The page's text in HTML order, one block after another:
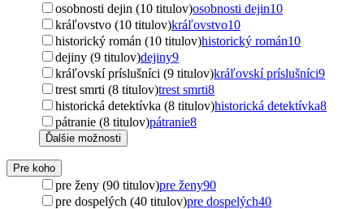
osobnosti dejin (10 titulov)osobnosti dejin10
kráľovstvo (10 titulov)kráľovstvo10
historický román (10 titulov)historický román10
dejiny (9 titulov)dejiny9
kráľovskí príslušníci (9 titulov)kráľovskí príslušníci9
trest smrti (8 titulov)trest smrti8
historická detektívka (8 titulov)historická detektívka8
pátranie (8 titulov)pátranie8
Ďalšie možnosti
Pre koho
pre ženy (90 titulov)pre ženy90
pre dospelých (40 titulov)pre dospelých40